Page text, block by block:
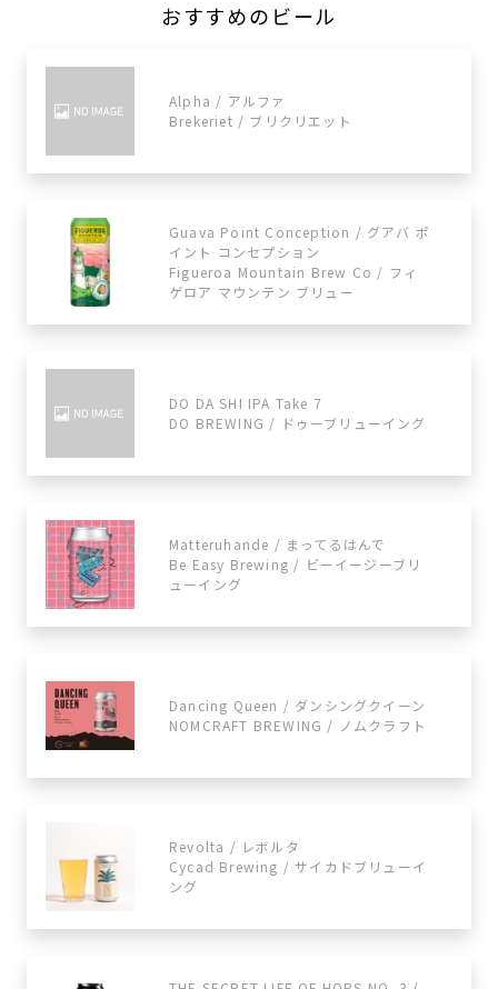
おすすめのビール
Alpha / アルファ
Brekeriet / ブリクリエット
Guava Point Conception / グアバ ポ
イント コンセプション
Figueroa Mountain Brew Co / フィ
ゲロア マウンテン ブリュー
DO DA SHI IPA Take 7
DO BREWING / ドゥーブリューイング
Matteruhande / まってるはんで
Be Easy Brewing / ビーイージーブリ
ューイング
Dancing Queen / ダンシングクイーン
NOMCRAFT BREWING / ノムクラフト
Revolta / レボルタ
Cycad Brewing / サイカドブリューイ
ング